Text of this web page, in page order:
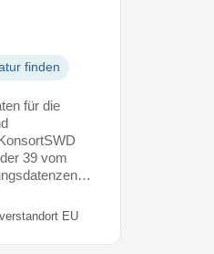
finden
für die
39 vom
EU